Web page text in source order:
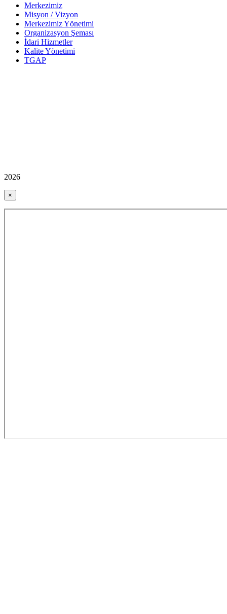
Merkezimiz
Misyon / Vizyon
Merkezimiz Yönetimi
Organizasyon Şeması
İdari Hizmetler
Kalite Yönetimi
TGAP
2026
×